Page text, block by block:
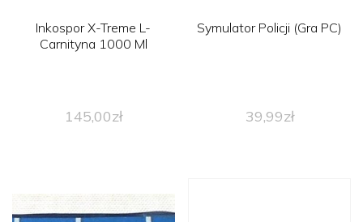
Inkospor X-Treme L-
Carnityna 1000 Ml
145,00zł
Symulator Policji (Gra PC)
39,99zł